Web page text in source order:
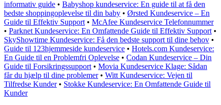
informativ guide • Babyshop kundeservice: En guide til at få den
bedste shoppingoplevelse til din baby • Ørsted Kundeservice – En
Guide til Effektiv Support • McAfee Kundeservice Telefonnummer
• Parknet Kundeservice: En Omfattende Guide til Effektiv Support •
SkyShowtime Kundeservice: Få den bedste support til dine behov •
Guide til 123hjemmeside kundeservice • Hotels.com Kundeservice:
En Guide til en Problemfri Oplevelse • Codan Kundeservice – Din
Guide til Forsikringssupport • Movia Kundeservice Klage: Sådan
får du hjælp til dine problemer• Witt Kundeservice: Vejen til
Tilfredse Kunder• Stokke Kundeservice: En Omfattende Guide til
Kunder